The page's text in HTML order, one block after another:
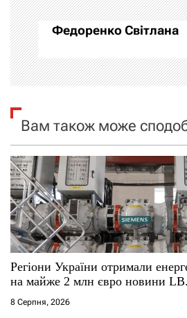
а
ц
і
а
п
и
с
і
в
Федоренко Світлана
Вам також може
Регіони України отримали
на майже 2 млн євро новини
8 Серпня, 2026